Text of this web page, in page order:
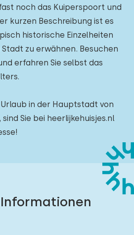
noch das Kuiperspoort und
kurzen Beschreibung ist es
historische Einzelheiten
zu erwähnen. Besuchen
erfahren Sie selbst das
in der Hauptstadt von
Sie bei heerlijkehuisjes.nl